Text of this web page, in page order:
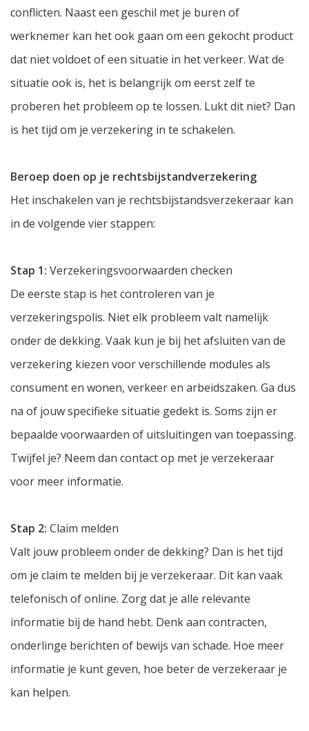
conflicten. Naast een geschil met je buren of
werknemer kan het ook gaan om een gekocht product
dat niet voldoet of een situatie in het verkeer. Wat de
situatie ook is, het is belangrijk om eerst zelf te
proberen het probleem op te lossen. Lukt dit niet? Dan
is het tijd om je verzekering in te schakelen.
Beroep doen op je rechtsbijstandverzekering
Het inschakelen van je rechtsbijstandsverzekeraar kan
in de volgende vier stappen:
Stap 1: Verzekeringsvoorwaarden checken
De eerste stap is het controleren van je
verzekeringspolis. Niet elk probleem valt namelijk
onder de dekking. Vaak kun je bij het afsluiten van de
verzekering kiezen voor verschillende modules als
consument en wonen, verkeer en arbeidszaken. Ga dus
na of jouw specifieke situatie gedekt is. Soms zijn er
bepaalde voorwaarden of uitsluitingen van toepassing.
Twijfel je? Neem dan contact op met je verzekeraar
voor meer informatie.
Stap 2: Claim melden
Valt jouw probleem onder de dekking? Dan is het tijd
om je claim te melden bij je verzekeraar. Dit kan vaak
telefonisch of online. Zorg dat je alle relevante
informatie bij de hand hebt. Denk aan contracten,
onderlinge berichten of bewijs van schade. Hoe meer
informatie je kunt geven, hoe beter de verzekeraar je
kan helpen.